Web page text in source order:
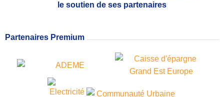
le soutien de ses partenaires
Partenaires Premium